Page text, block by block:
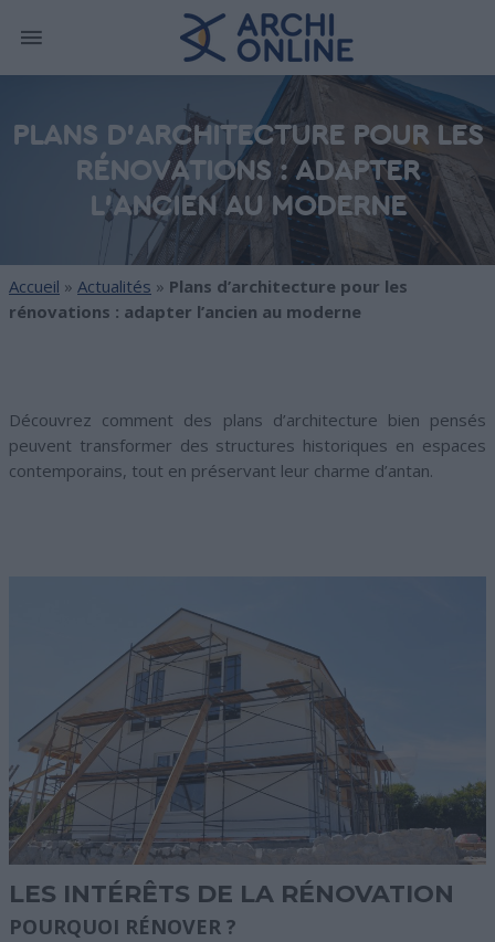
PLANS D'ARCHITECTURE POUR LES
RÉNOVATIONS : ADAPTER
L'ANCIEN AU MODERNE
Accueil » Actualités » Plans d’architecture pour les
rénovations : adapter l’ancien au moderne
Découvrez comment des plans d’architecture bien pensés
peuvent transformer des structures historiques en espaces
contemporains, tout en préservant leur charme d’antan.
LES INTÉRÊTS DE LA RÉNOVATION
POURQUOI RÉNOVER ?